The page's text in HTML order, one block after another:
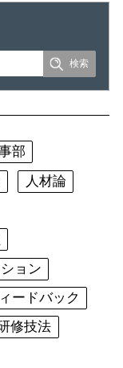
部
人材論
ョン
ードバック
修技法